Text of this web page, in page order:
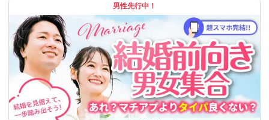
男性先行中！